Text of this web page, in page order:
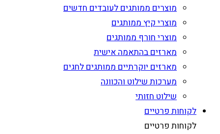
מוצרים ממותגים לעובדים חדשים
מוצרי קיץ ממותגים
מוצרי חורף ממותגים
מארזים בהתאמה אישית
מארזים יוקרתיים ממותגים לחגים
מערכות שילוט והכוונה
שילוט חזותי
לקוחות פרטיים
לקוחות פרטיים